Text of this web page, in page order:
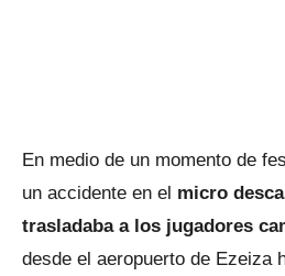
En medio de un momento de
un accidente en el micro
trasladaba a los jugadores
desde el aeropuerto de Ezeiza